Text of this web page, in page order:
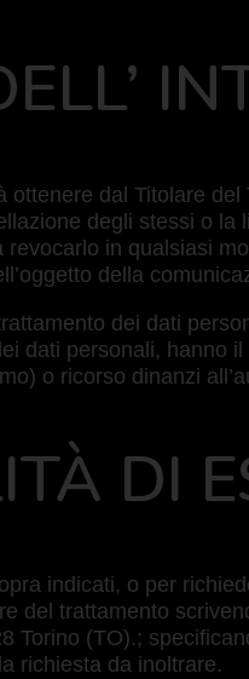
ottenere dal Titolare
degli stessi o
in qualsiasi
della
dei dati
dati personali, hanno
o ricorso dinanzi
DI
indicati, o per
del trattamento
Torino (TO).;
richiesta da inoltrare.